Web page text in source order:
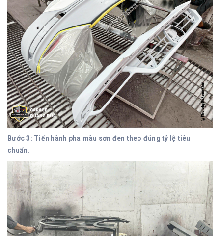
Bước 3: Tiến hành pha màu sơn đen theo đúng tỷ lệ tiêu
chuẩn.